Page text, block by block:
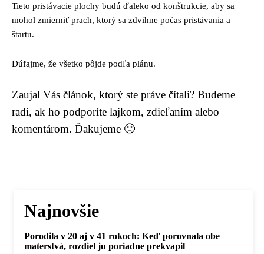
Tieto pristávacie plochy budú ďaleko od konštrukcie, aby sa
mohol zmierniť prach, ktorý sa zdvihne počas pristávania a
štartu.
Dúfajme, že všetko pôjde podľa plánu.
Zaujal Vás článok, ktorý ste práve čítali? Budeme
radi, ak ho podporíte lajkom, zdieľaním alebo
komentárom. Ďakujeme 🙂
Najnovšie
Porodila v 20 aj v 41 rokoch: Keď porovnala obe
materstvá, rozdiel ju poriadne prekvapil